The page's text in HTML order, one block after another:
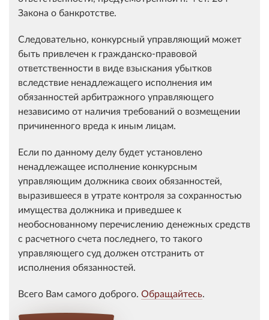
Закона о банкротстве.
Следовательно, конкурсный управляющий может
быть привлечен к гражданско-правовой
ответственности в виде взыскания убытков
вследствие ненадлежащего исполнения им
обязанностей арбитражного управляющего
независимо от наличия требований о возмещении
причиненного вреда к иным лицам.
Если по данному делу будет установлено
ненадлежащее исполнение конкурсным
управляющим должника своих обязанностей,
выразившееся в утрате контроля за сохранностью
имущества должника и приведшее к
необоснованному перечислению денежных средств
с расчетного счета последнего, то такого
управляющего суд должен отстранить от
исполнения обязанностей.
Всего Вам самого доброго. Обращайтесь.